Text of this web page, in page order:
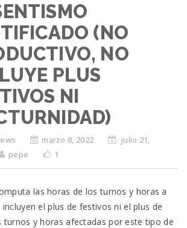
(NO
NO
PLUS
NI
marzo 8, 2022
julio 21,
pepe 1
las horas de los turnos y horas a
el plus de festivos ni el plus de
turnos y horas afectadas por este tipo de